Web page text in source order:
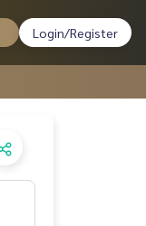
Login/Register